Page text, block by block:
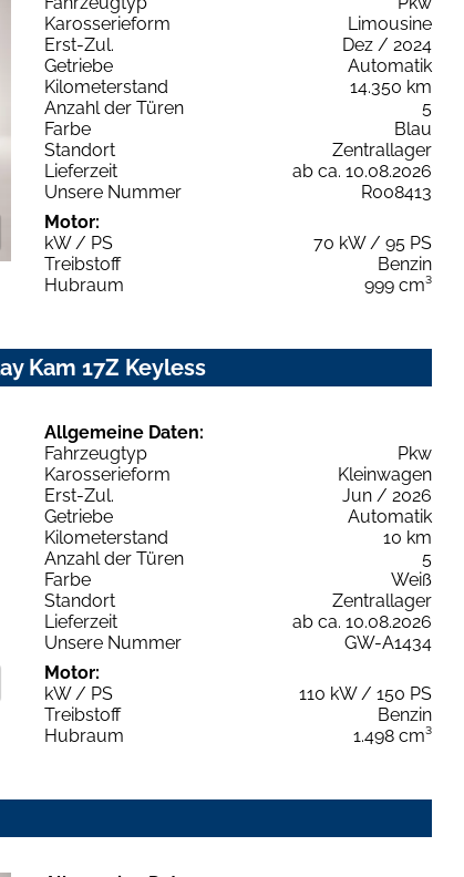
Karosserieform
Limousine
Erst-Zul.
Dez / 2024
Getriebe
Automatik
Kilometerstand
14.350 km
Anzahl der Türen
5
Farbe
Blau
Standort
Zentrallager
Lieferzeit
ab ca. 10.08.2026
Unsere Nummer
R008413
Motor:
kW / PS
70 kW / 95 PS
Treibstoff
Benzin
Hubraum
999 cm³
Kam 17Z Keyless
Allgemeine Daten:
Fahrzeugtyp
Pkw
Karosserieform
Kleinwagen
Erst-Zul.
Jun / 2026
Getriebe
Automatik
Kilometerstand
10 km
Anzahl der Türen
5
Farbe
Weiß
Standort
Zentrallager
Lieferzeit
ab ca. 10.08.2026
Unsere Nummer
GW-A1434
Motor:
kW / PS
110 kW / 150 PS
Treibstoff
Benzin
Hubraum
1.498 cm³